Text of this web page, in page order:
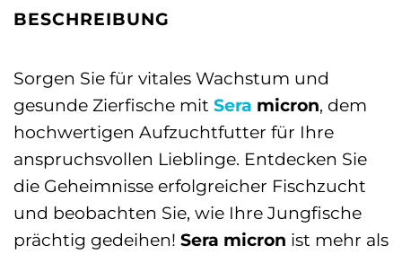
BESCHREIBUNG
Sorgen Sie für vitales Wachstum und
gesunde Zierfische mit Sera micron, dem
hochwertigen Aufzuchtfutter für Ihre
anspruchsvollen Lieblinge. Entdecken Sie
die Geheimnisse erfolgreicher Fischzucht
und beobachten Sie, wie Ihre Jungfische
prächtig gedeihen! Sera micron ist mehr als